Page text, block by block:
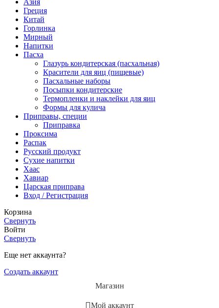
Греция
Китай
Горлинка
Мирный
Напитки
Пасха
Глазурь кондитерская (пасхальная)
Красители для яиц (пищевые)
Пасхальные наборы
Посыпки кондитерские
Термопленки и наклейки для яиц
Формы для кулича
Приправы, специи
Приправка
Проксима
Распак
Русский продукт
Сухие напитки
Хаас
Хавиар
Царская приправа
Вход / Регистрация
Корзина
Свернуть
Войти
Свернуть
Еще нет аккаунта?
Создать аккаунт
Магазин
Мой аккаунт